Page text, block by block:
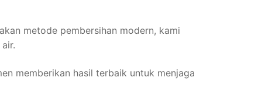
metode pembersihan modern, kami
memberikan hasil terbaik untuk menjaga